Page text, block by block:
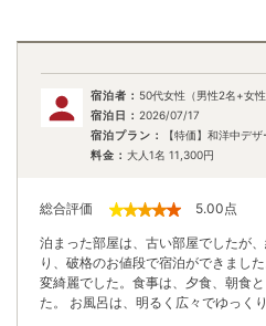
宿泊者： 50代女性（男性2名+女性
宿泊日： 2026/07/17
宿泊プラン：
【特価】和洋中デ
料金： 大人1名 11,300円
総合評価 5.00点
泊まった部屋は、古い部屋でしたが
り、破格のお値段で宿泊ができまし
変綺麗でした。食事は、夕食、朝食
た。 お風呂は、明るく広々でゆっく